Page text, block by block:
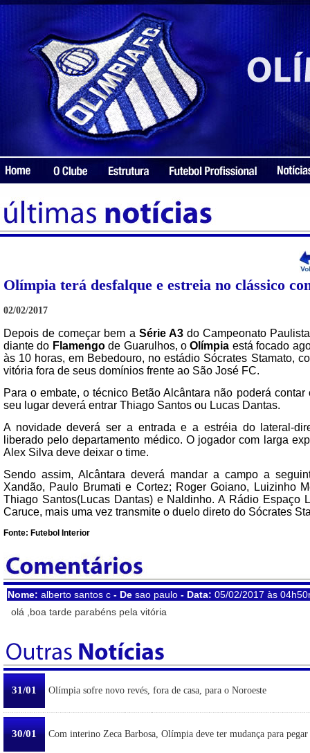
Olímpia terá desfalque e estreia no clássico
02/02/2017
Depois de começar bem a Série A3do Campeonato
diante do Flamengode Guarulhos, oOlímpia está focado
às 10 horas, em Bebedouro, no estádio Sócrates Stamato,
vitória fora de seus domínios frente ao São José FC.
Para o embate, o técnico Betão Alcântara não poderá
seu lugar deverá entrar Thiago Santos ou Lucas Dantas.
A novidade deverá ser a entrada e a estréia do lateral-
liberado pelo departamento médico. O jogador com larga
Alex Silva deve deixar o time.
Sendo assim, Alcântara deverá mandar a campo a
Xandão, Paulo Brumati e Cortez; Roger Goiano, Luizinho
Thiago Santos(Lucas Dantas) e Naldinho. A Rádio Espaço
Caruce, mais uma vez transmite o duelo direto do Sócrates
Fonte: Futebol Interior
Nome: alberto santos c - De sao paulo - Data: 05/02/2017 às
olá ,boa tarde parabéns pela vitória
31/01 Olímpia sofre novo revés, fora de casa, para o Noroeste
30/01 Com interino Zeca Barbosa, Olímpia deve ter mudança para pegar